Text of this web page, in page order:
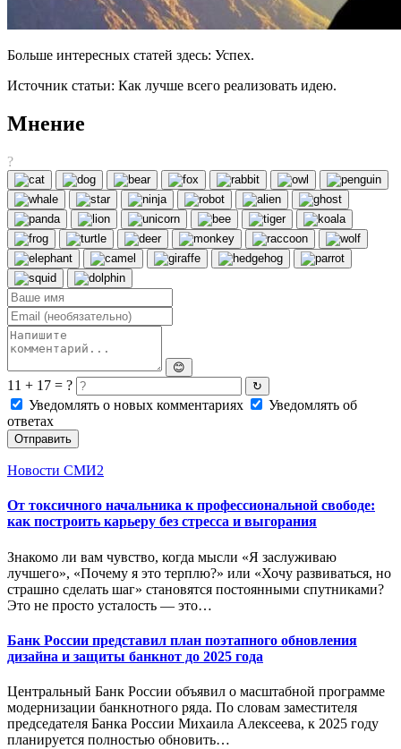
Больше интересных статей здесь: Успех.
Источник статьи: Как лучше всего реализовать идею.
Мнение
?
😊
11 + 17 = ? ↻
Уведомлять о новых комментариях
Уведомлять об
ответах
Отправить
Новости СМИ2
От токсичного начальника к профессиональной свободе:
как построить карьеру без стресса и выгорания
Знакомо ли вам чувство, когда мысли «Я заслуживаю
лучшего», «Почему я это терплю?» или «Хочу развиваться, но
страшно сделать шаг» становятся постоянными спутниками?
Это не просто усталость — это…
Банк России представил план поэтапного обновления
дизайна и защиты банкнот до 2025 года
Центральный Банк России объявил о масштабной программе
модернизации банкнотного ряда. По словам заместителя
председателя Банка России Михаила Алексеева, к 2025 году
планируется полностью обновить…